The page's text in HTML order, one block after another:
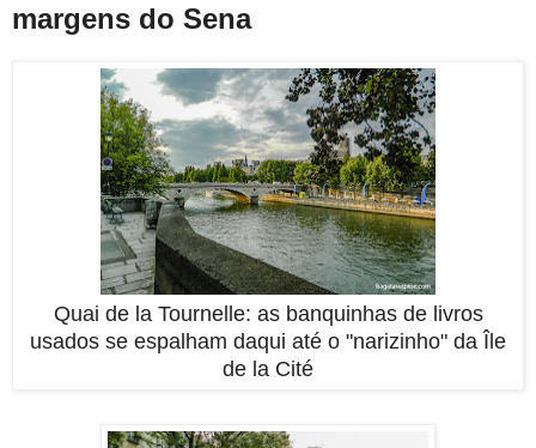
margens do Sena
Quai de la Tournelle: as banquinhas de livros
usados se espalham daqui até o "narizinho" da Île
de la Cité